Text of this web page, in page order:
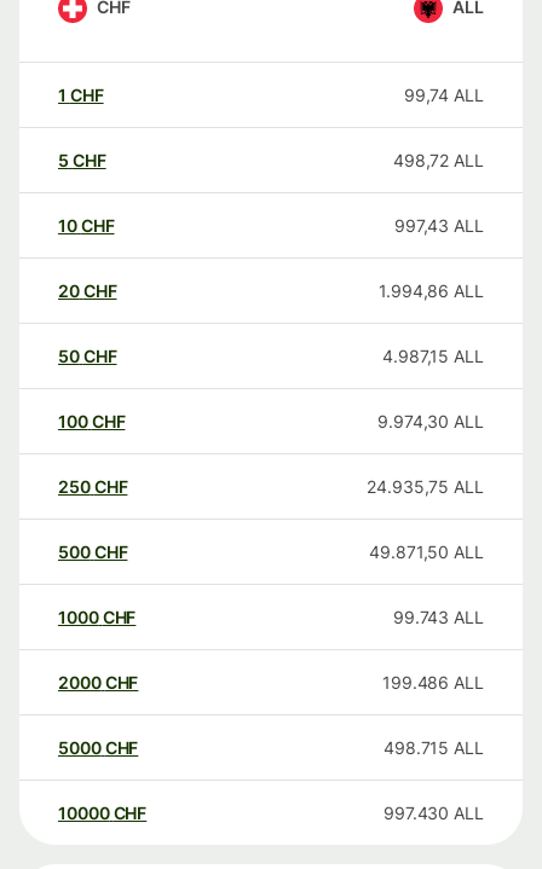
CHF ALL
1 CHF 99,74 ALL
5 CHF 498,72 ALL
10CHF 997,43 ALL
20CHF 1.994,86 ALL
50CHF 4.987,15 ALL
100CHF 9.974,30 ALL
250CHF 24.935,75 ALL
500CHF 49.871,50 ALL
1000CHF 99.743 ALL
2000CHF 199.486 ALL
5000CHF 498.715 ALL
10000 CHF 997.430 ALL